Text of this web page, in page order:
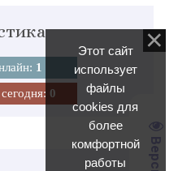
1
0
Этот сайт
использует
файлы
cookies для
более
комфортной
работы